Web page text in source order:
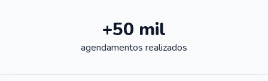
+50 mil
agendamentos realizados